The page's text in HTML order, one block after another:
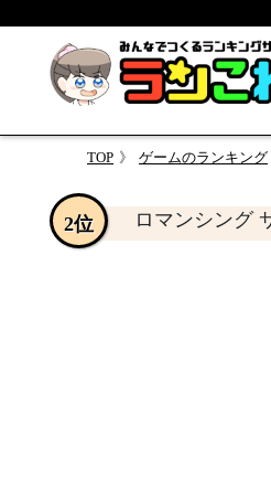
TOP ゲームのランキング
ロマンシング
2位